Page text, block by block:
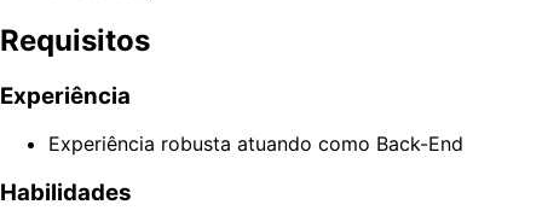
Requisitos
Experiência
Experiência robusta atuando como Back-End
Habilidades